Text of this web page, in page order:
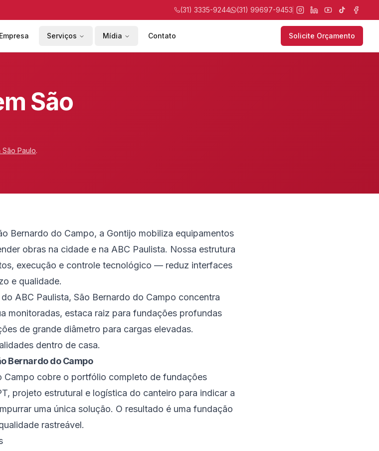
(31) 3335-9244 (31) 99697-9453
Serviços Mídia Contato Solicite Orçamento
São
São Paulo.
Bernardo do Campo, a Gontijo mobiliza equipamentos
obras na cidade e na ABC Paulista. Nossa estrutura
execução e controle tecnológico — reduz interfaces
e qualidade.
ABC Paulista, São Bernardo do Campo concentra
monitoradas, estaca raiz para fundações profundas
de grande diâmetro para cargas elevadas.
dentro de casa.
Bernardo do Campo
Campo cobre o portfólio completo de fundações
projeto estrutural e logística do canteiro para indicar a
uma única solução. O resultado é uma fundação
rastreável.